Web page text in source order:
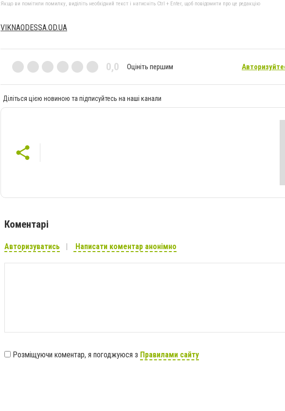
Якщо ви помітили помилку, виділіть необхідний текст і натисніть Ctrl + Enter, щоб повідомити про це редакцію
VIKNAODESSA.OD.UA
0,0 Оцініть першим
Діліться цією новиною та підписуйтесь на наші канали
Коментарі
Авторизуватись Написати коментар анонімно
Розміщуючи коментар, я погоджуюся з Правилами сайту